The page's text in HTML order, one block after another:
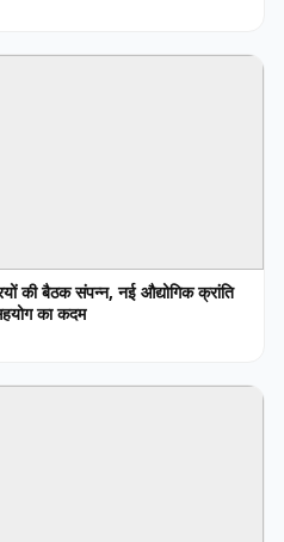
की बैठक संपन्न, नई औद्योगिक क्रांति
का कदम